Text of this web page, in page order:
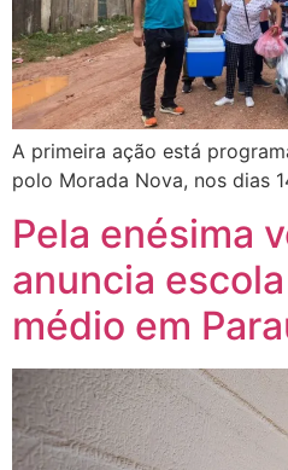
A primeira ação está
polo Morada Nova, nos dias
Pela enésima
anuncia
médio em